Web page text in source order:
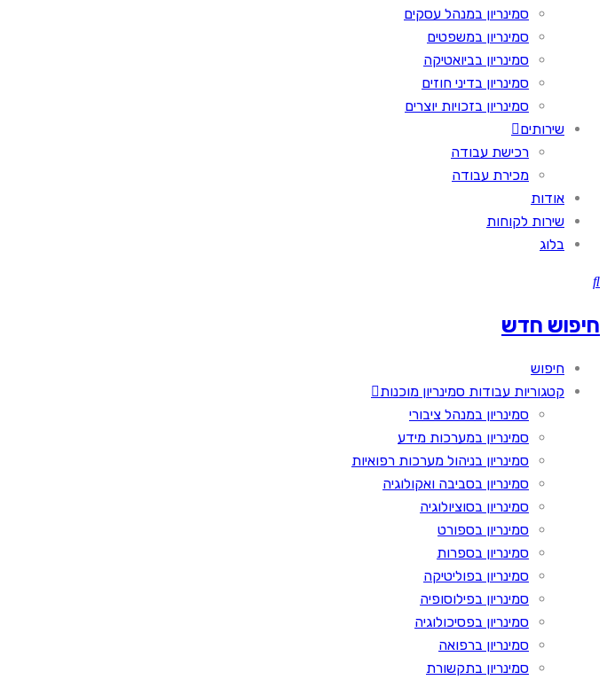
סמינריון במנהל עסקים
סמינריון במשפטים
סמינריון בביואטיקה
סמינריון בדיני חוזים
סמינריון בזכויות יוצרים
שירותים
רכישת עבודה
מכירת עבודה
אודות
שירות לקוחות
בלוג
חיפוש חדש
חיפוש
קטגוריות עבודות סמינריון מוכנות
סמינריון במנהל ציבורי
סמינריון במערכות מידע
סמינריון בניהול מערכות רפואיות
סמינריון בסביבה ואקולוגיה
סמינריון בסוציולוגיה
סמינריון בספורט
סמינריון בספרות
סמינריון בפוליטיקה
סמינריון בפילוסופיה
סמינריון בפסיכולוגיה
סמינריון ברפואה
סמינריון בתקשורת